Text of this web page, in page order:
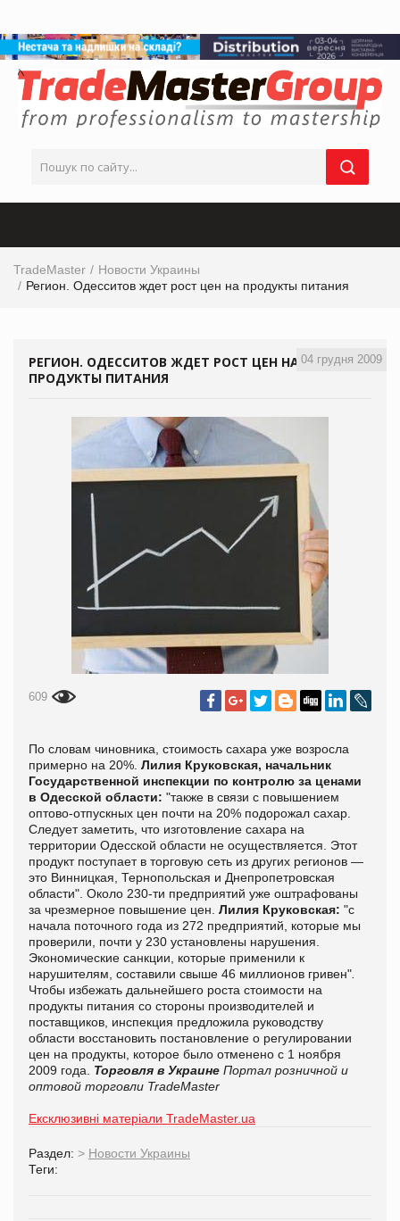
TradeMaster
Новости Украины
Регион. Одесситов ждет рост цен на продукты питания
04 грудня 2009
РЕГИОН. ОДЕССИТОВ ЖДЕТ РОСТ ЦЕН НА
ПРОДУКТЫ ПИТАНИЯ
609
По словам чиновника, стоимость сахара уже возросла
примерно на 20%. Лилия Круковская, начальник
Государственной инспекции по контролю за ценами
в Одесской области: "также в связи с повышением
оптово-отпускных цен почти на 20% подорожал сахар.
Следует заметить, что изготовление сахара на
территории Одесской области не осуществляется. Этот
продукт поступает в торговую сеть из других регионов —
это Винницкая, Тернопольская и Днепропетровская
области". Около 230-ти предприятий уже оштрафованы
за чрезмерное повышение цен. Лилия Круковская: "с
начала поточного года из 272 предприятий, которые мы
проверили, почти у 230 установлены нарушения.
Экономические санкции, которые применили к
нарушителям, составили свыше 46 миллионов гривен"
Чтобы избежать дальнейшего роста стоимости на
продукты питания со стороны производителей и
поставщиков, инспекция предложила руководству
области восстановить постановление о регулировании
цен на продукты, которое было отменено с 1 ноября
2009 года. Торговля в Украине Портал розничной и
оптовой торговли TradeMaster
Ексклюзивні матеріали TradeMaster.ua
Раздел: > Новости Украины
Теги: